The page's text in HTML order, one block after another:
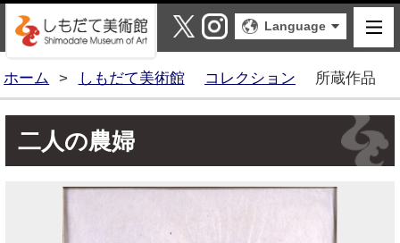
しもだて美術館
X Instagram
Language
ホーム > しもだて美術館 コレクション 所蔵作品
二人の農婦